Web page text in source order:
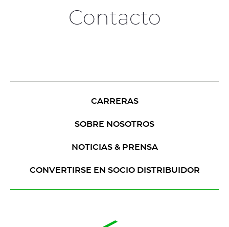
Contacto
CARRERAS
SOBRE NOSOTROS
NOTICIAS & PRENSA
CONVERTIRSE EN SOCIO DISTRIBUIDOR